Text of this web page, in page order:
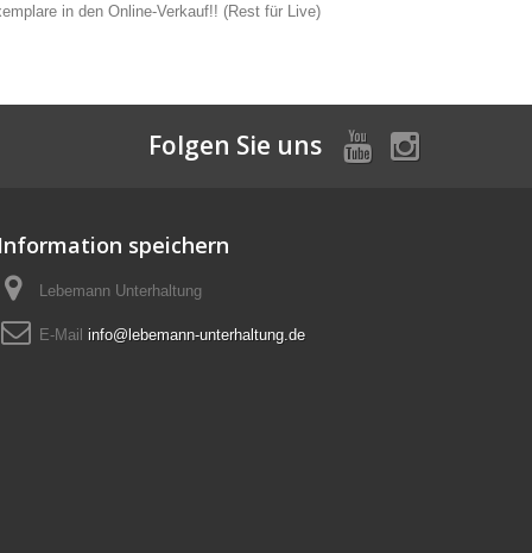
in den Online-Verkauf!! (Rest für Live)
Folgen Sie uns
Information speichern
Lebemann Unterhaltung
E-Mail info@lebemann-unterhaltung.de